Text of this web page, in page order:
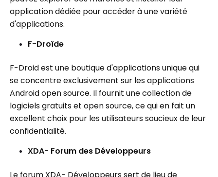
application dédiée pour accéder à une variété
d'applications.
F-Droïde
F-Droid est une boutique d'applications unique qui
se concentre exclusivement sur les applications
Android open source. Il fournit une collection de
logiciels gratuits et open source, ce qui en fait un
excellent choix pour les utilisateurs soucieux de leur
confidentialité.
XDA- Forum des Développeurs